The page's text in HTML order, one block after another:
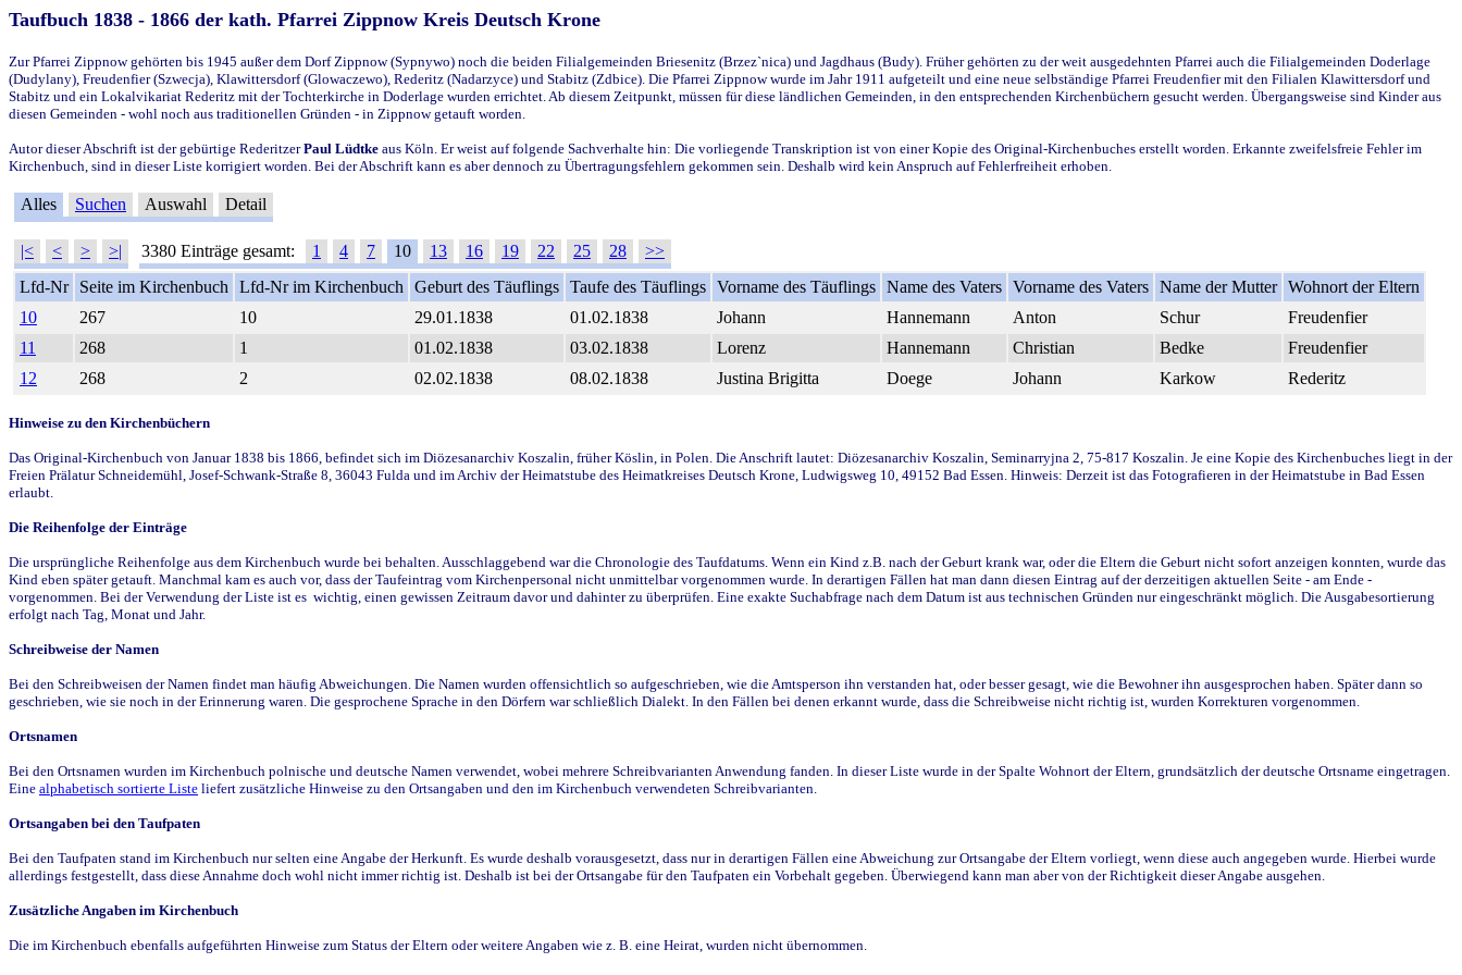
Taufbuch 1838 - 1866 der kath. Pfarrei Zippnow Kreis Deutsch Krone
Zur Pfarrei Zippnow gehörten bis 1945 außer dem Dorf Zippnow (Sypnywo) noch die beiden Filialgemeinden Briesenitz (Brzez`nica) und Jagdhaus (Budy). Früher gehörten zu der weit ausgedehnten Pfarrei auch die Filialgemeinden Doderlage
(Dudylany), Freudenfier (Szwecja), Klawittersdorf (Glowaczewo), Rederitz (Nadarzyce) und Stabitz (Zdbice). Die Pfarrei Zippnow wurde im Jahr 1911 aufgeteilt und eine neue selbständige Pfarrei Freudenfier mit den Filialen Klawittersdorf und
Stabitz und ein Lokalvikariat Rederitz mit der Tochterkirche in Doderlage wurden errichtet. Ab diesem Zeitpunkt, müssen für diese ländlichen Gemeinden, in den entsprechenden Kirchenbüchern gesucht werden. Übergangsweise sind Kinder aus
diesen Gemeinden - wohl noch aus traditionellen Gründen - in Zippnow getauft worden.
Autor dieser Abschrift ist der gebürtige RederitzerPaul Lüdtke aus Köln. Er weist auf folgende Sachverhalte hin: Die vorliegende Transkription ist von einer Kopie des Original-Kirchenbuches erstellt worden. Erkannte zweifelsfreie Fehler im
Kirchenbuch, sind in dieser Liste korrigiert worden. Bei der Abschrift kann es aber dennoch zu Übertragungsfehlern gekommen sein. Deshalb wird kein Anspruch auf Fehlerfreiheit erhoben.
Alles Suchen Auswahl Detail
|< < > >| 3380 Einträge gesamt: 1 4 7 10 13 16 19 22 25 28
>>
Lfd-Nr
Seite im Kirchenbuch Lfd-Nr im Kirchenbuch Geburt des Täuflings Taufe des Täuflings Vorname des Täuflings Name des Vaters Vorname des Vaters Name der Mutter Wohnort der Eltern
10
267 10 29.01.1838 01.02.1838 Johann Hannemann Anton Schur
Freudenfier
11
268 1 01.02.1838 03.02.1838 Lorenz Hannemann Christian Bedke
Freudenfier
12
268 2 02.02.1838 08.02.1838 Justina Brigitta Doege Johann Karkow Rederitz
Hinweise zu den Kirchenbüchern
Das Original-Kirchenbuch von Januar 1838 bis 1866, befindet sich im Diözesanarchiv Koszalin, früher Köslin, in Polen. Die Anschrift lautet: Diözesanarchiv Koszalin, Seminarryjna 2, 75-817 Koszalin. Je eine Kopie des Kirchenbuches liegt in der
Freien Prälatur Schneidemühl, Josef-Schwank-Straße 8, 36043 Fulda und im Archiv der Heimatstube des Heimatkreises Deutsch Krone, Ludwigsweg 10, 49152 Bad Essen. Hinweis: Derzeit ist das Fotografieren in der Heimatstube in Bad Essen
erlaubt.
Die Reihenfolge der Einträge
Die ursprüngliche Reihenfolge aus dem Kirchenbuch wurde bei behalten. Ausschlaggebend war die Chronologie des Taufdatums. Wenn ein Kind z.B. nach der Geburt krank war, oder die Eltern die Geburt nicht sofort anzeigen konnten, wurde das
Kind eben später getauft. Manchmal kam es auch vor, dass der Taufeintrag vom Kirchenpersonal nicht unmittelbar vorgenommen wurde. In derartigen Fällen hat man dann diesen Eintrag auf der derzeitigen aktuellen Seite - am Ende -
vorgenommen. Bei der Verwendung der Liste ist es wichtig, einen gewissen Zeitraum davor und dahinter zu überprüfen. Eine exakte Suchabfrage nach dem Datum ist aus technischen Gründen nur eingeschränkt möglich. Die Ausgabesortierung
erfolgt nach Tag, Monat und Jahr.
Schreibweise der Namen
Bei den Schreibweisen der Namen findet man häufig Abweichungen. Die Namen wurden offensichtlich so aufgeschrieben, wie die Amtsperson ihn verstanden hat, oder besser gesagt, wie die Bewohner ihn ausgesprochen haben. Später dann so
geschrieben, wie sie noch in der Erinnerung waren. Die gesprochene Sprache in den Dörfern war schließlich Dialekt. In den Fällen bei denen erkannt wurde, dass die Schreibweise nicht richtig ist, wurden Korrekturen vorgenommen.
Ortsnamen
Bei den Ortsnamen wurden im Kirchenbuch polnische und deutsche Namen verwendet, wobei mehrere Schreibvarianten Anwendung fanden. In dieser Liste wurde in der Spalte Wohnort der Eltern, grundsätzlich der deutsche Ortsname eingetragen.
Eine alphabetisch sortierte Liste liefert zusätzliche Hinweise zu den Ortsangaben und den im Kirchenbuch verwendeten Schreibvarianten.
Ortsangaben bei den Taufpaten
Bei den Taufpaten stand im Kirchenbuch nur selten eine Angabe der Herkunft. Es wurde deshalb vorausgesetzt, dass nur in derartigen Fällen eine Abweichung zur Ortsangabe der Eltern vorliegt, wenn diese auch angegeben wurde. Hierbei wurde
allerdings festgestellt, dass diese Annahme doch wohl nicht immer richtig ist. Deshalb ist bei der Ortsangabe für den Taufpaten ein Vorbehalt gegeben. Überwiegend kann man aber von der Richtigkeit dieser Angabe ausgehen.
Zusätzliche Angaben im Kirchenbuch
Die im Kirchenbuch ebenfalls aufgeführten Hinweise zum Status der Eltern oder weitere Angaben wie z. B. eine Heirat, wurden nicht übernommen.